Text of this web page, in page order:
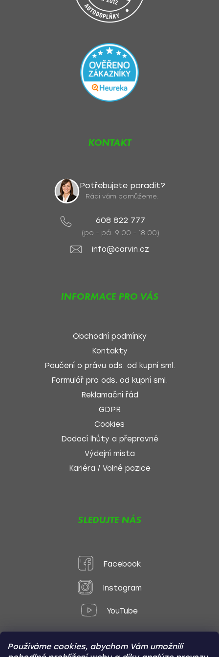
Používáme cookies, abychom Vám umožnili
KONTAKT
Potřebujete poradit?
Rádi vám pomůžeme.
608 822 777
(po - pá: 9:00 - 18:00)
info@carvin.cz
INFORMACE PRO VÁS
Obchodní podmínky
Kontakty
Poučení o právu ods. od kupní sml.
Formulář pro ods. od kupní sml.
Reklamační řád
GDPR
Cookies
Dodací lhůty a přepravné
Výdejní místa
Kariéra / Volné pozice
SLEDUJTE NÁS
Facebook
Instagram
YouTube
Způsoby platby: